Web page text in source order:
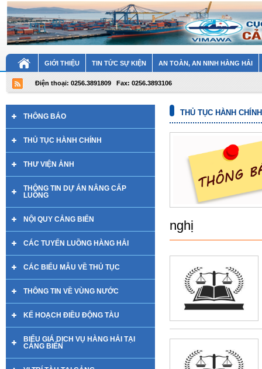
GIỚI THIỆU TIN TỨC SỰ KIỆN AN TOÀN, AN NINH HÀNG HẢI
Điện thoại: 0256.3891809 Fax: 0256.3893106
THÔNG BÁO
THỦ TỤC HÀNH CHÍNH
THƯ VIỆN ẢNH
THÔNG TIN DỰ ÁN NÂNG CẤP
LUỒNG
NỘI QUY CẢNG BIỂN
CÁC TUYẾN LUỒNG HÀNG HẢI
CÁC BIỂU MẪU VỀ THỦ TỤC
THÔNG TIN VỀ VÙNG NƯỚC
KẾ HOẠCH ĐIỀU ĐỘNG TÀU
BIỂU GIÁ DỊCH VỤ HÀNG HẢI TẠI
CẢNG BIỂN
THỦ TỤC HÀNH CHÍNH
nghị